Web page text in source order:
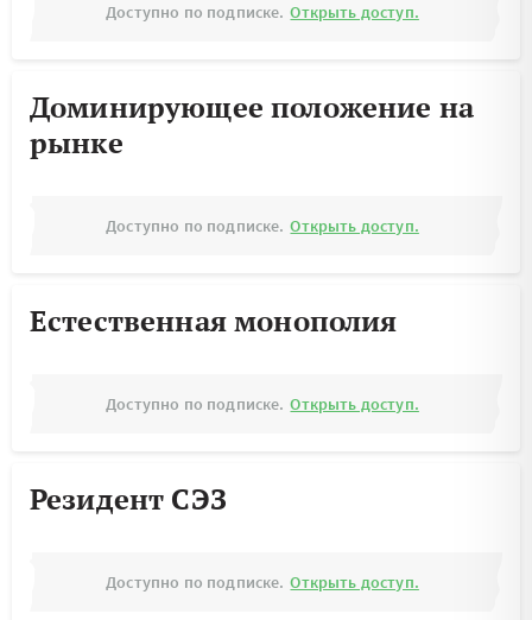
Доступно по подписке. Открыть доступ.
Доминирующее положение на
рынке
Доступно по подписке. Открыть доступ.
Естественная монополия
Доступно по подписке. Открыть доступ.
Резидент СЭЗ
Доступно по подписке. Открыть доступ.